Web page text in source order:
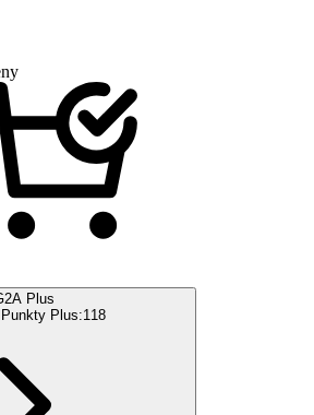
Plus
Plus:118